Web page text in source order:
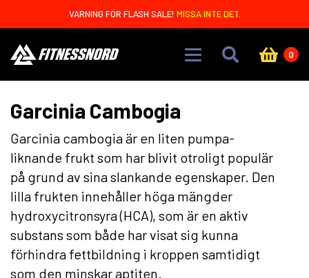
VARNING FÖR FLASH SALE! MISSA INTE DET.
0
Garcinia Cambogia
Garcinia cambogia är en liten pumpa-
liknande frukt som har blivit otroligt populär
på grund av sina slankande egenskaper. Den
lilla frukten innehåller höga mängder
hydroxycitronsyra (HCA), som är en aktiv
substans som både har visat sig kunna
förhindra fettbildning i kroppen samtidigt
som den minskar aptiten.